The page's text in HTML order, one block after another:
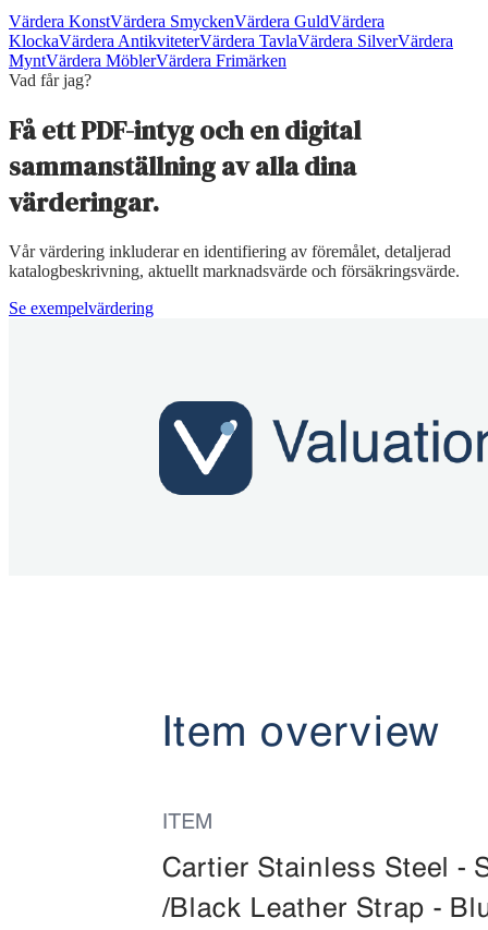
Värdera KonstVärdera SmyckenVärdera GuldVärdera
KlockaVärderaAntikviteterVärdera TavlaVärdera SilverVärdera
MyntVärdera MöblerVärdera Frimärken
Vad får jag?
Få ett PDF-intyg och en digital
sammanställning av alla dina
värderingar.
Vår värdering inkluderar en identifiering av föremålet, detaljerad
katalogbeskrivning, aktuellt marknadsvärde och försäkringsvärde.
Se exempelvärdering